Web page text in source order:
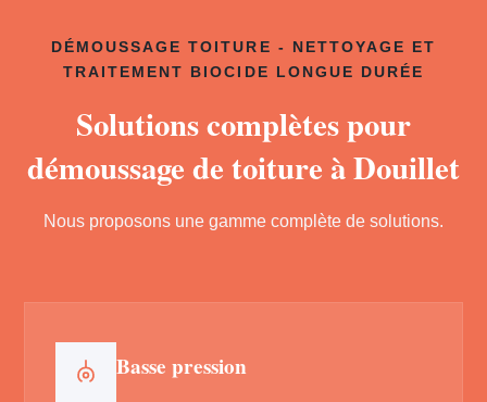
DÉMOUSSAGE TOITURE - NETTOYAGE ET
TRAITEMENT BIOCIDE LONGUE DURÉE
Solutions complètes pour
démoussage de toiture à Douillet
Nous proposons une gamme complète de solutions.
Basse pression